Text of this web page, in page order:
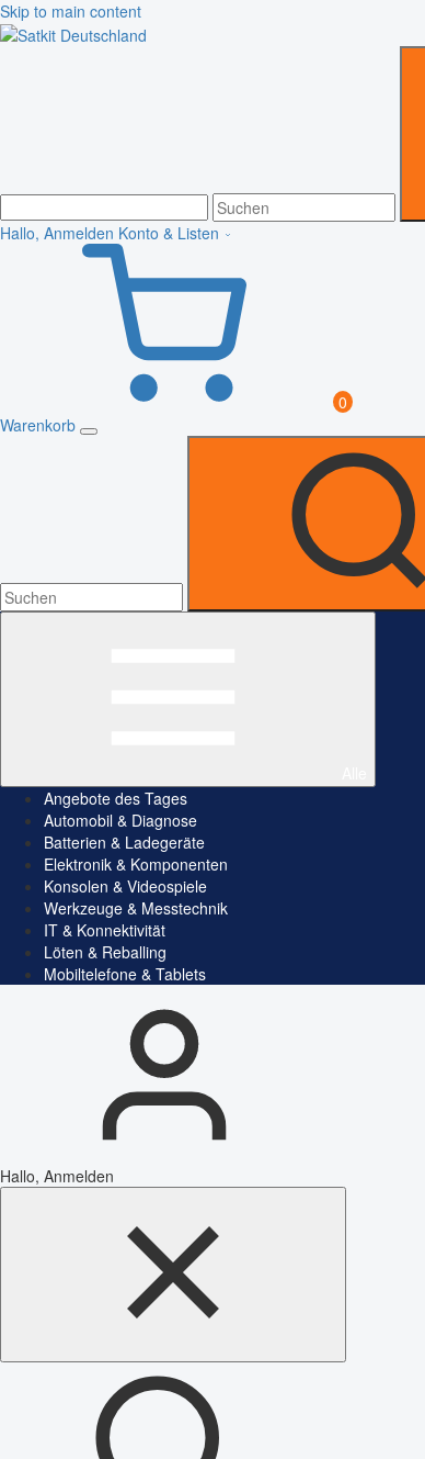
Skip to main content
Hallo, Anmelden Konto & Listen
0
Warenkorb
Angebote des Tages
Automobil & Diagnose
Batterien & Ladegeräte
Elektronik & Komponenten
Konsolen & Videospiele
Werkzeuge & Messtechnik
IT & Konnektivität
Löten & Reballing
Mobiltelefone & Tablets
Hallo, Anmelden